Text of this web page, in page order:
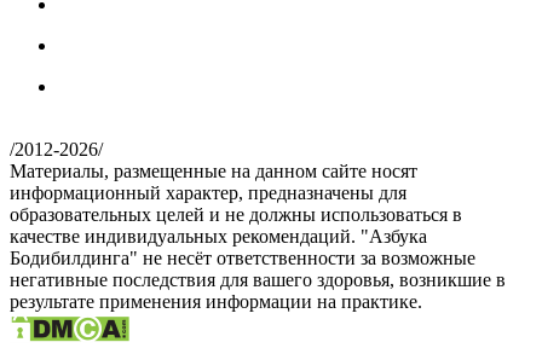
/2012-2026/
Материалы, размещенные на данном сайте носят
информационный характер, предназначены для
образовательных целей и не должны использоваться в
качестве индивидуальных рекомендаций. "Азбука
Бодибилдинга" не несёт ответственности за возможные
негативные последствия для вашего здоровья, возникшие в
результате применения информации на практике.